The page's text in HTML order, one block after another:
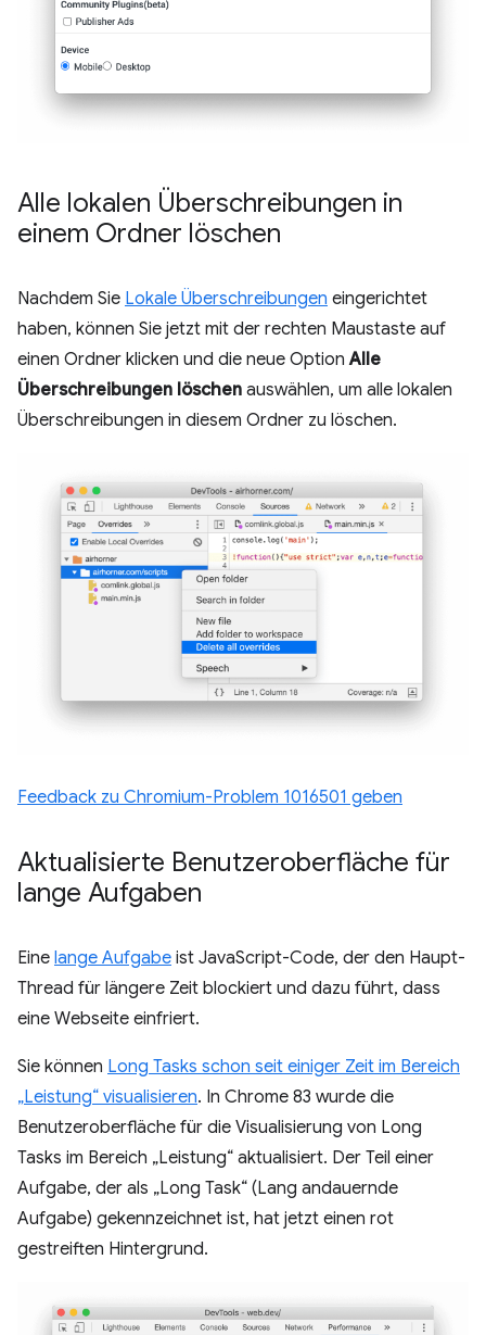
Alle lokalen Überschreibungen in
einem Ordner löschen
Nachdem Sie Lokale Überschreibungen eingerichtet
haben, können Sie jetzt mit der rechten Maustaste auf
einen Ordner klicken und die neue OptionAlle
Überschreibungen löschen auswählen, um alle lokalen
Überschreibungen in diesem Ordner zu löschen.
Feedback zu Chromium-Problem 1016501 geben
Aktualisierte Benutzeroberfläche für
lange Aufgaben
Eine lange Aufgabe ist JavaScript-Code, der den Haupt-
Thread für längere Zeit blockiert und dazu führt, dass
eine Webseite einfriert.
Sie können Long Tasks schon seit einiger Zeit im Bereich
„Leistung“ visualisieren. In Chrome 83 wurde die
Benutzeroberfläche für die Visualisierung von Long
Tasks im Bereich „Leistung“ aktualisiert. Der Teil einer
Aufgabe, der als „Long Task“ (Lang andauernde
Aufgabe) gekennzeichnet ist, hat jetzt einen rot
gestreiften Hintergrund.